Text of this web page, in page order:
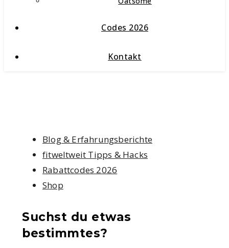
Codes 2026
Kontakt
Blog & Erfahrungsberichte
fitweltweit Tipps & Hacks
Rabattcodes 2026
Shop
Suchst du etwas
bestimmtes?